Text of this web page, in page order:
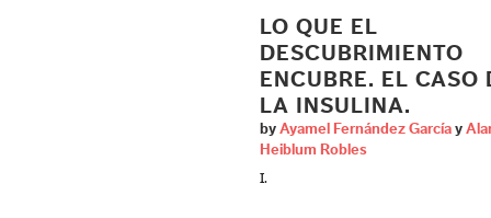
LO QUE EL
DESCUBRIMIENTO
ENCUBRE. EL CASO
LA INSULINA.
by Ayamel Fernández García y
Heiblum Robles
I.